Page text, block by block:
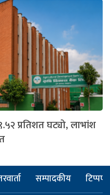
प्रतिशत घट्यो, लाभांश
सम्पादकीय टिप्पणी